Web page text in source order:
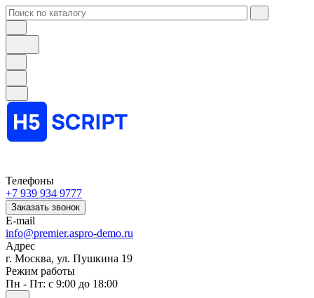
Телефоны
+7 939 934 9777
Заказать звонок
E-mail
info@premier.aspro-demo.ru
Адрес
г. Москва, ул. Пушкина 19
Режим работы
Пн - Пт: с 9:00 до 18:00